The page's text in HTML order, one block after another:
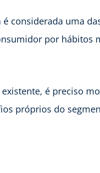
é considerada uma
por hábitos
é preciso
próprios do